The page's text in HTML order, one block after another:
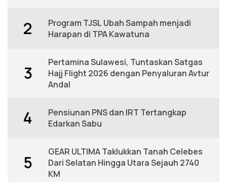
2
Program TJSL Ubah Sampah menjadi
Harapan di TPA Kawatuna
3
Pertamina Sulawesi, Tuntaskan Satgas
Hajj Flight 2026 dengan Penyaluran Avtur
Andal
4
Pensiunan PNS dan IRT Tertangkap
Edarkan Sabu
5
GEAR ULTIMA Taklukkan Tanah Celebes
Dari Selatan Hingga Utara Sejauh 2740
KM